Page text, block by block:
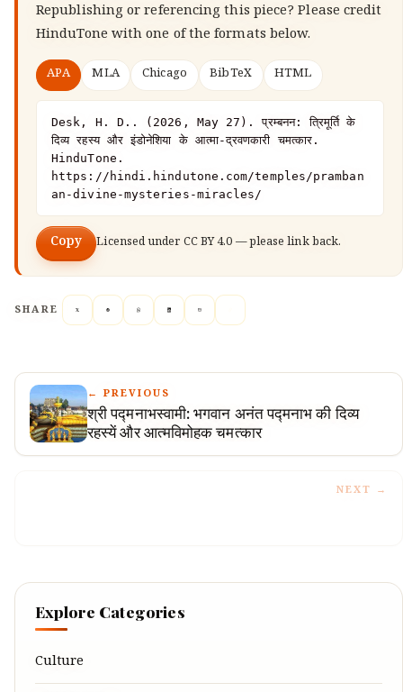
Republishing or referencing this piece? Please credit
HinduTone with one of the formats below.
APA MLA Chicago BibTeX HTML
Desk, H. D.. (2026, May 27). प्रम्बनन: त्रिमूर्ति के
दिव्य रहस्य और इंडोनेशिया के आत्मा-द्रवणकारी चमत्कार.
HinduTone.
https://hindi.hindutone.com/temples/pramban
an-divine-mysteries-miracles/
Copy Licensed under CC BY 4.0 — please link back.
SHARE
← PREVIOUS
श्री पद्मनाभस्वामी: भगवान अनंत पद्मनाभ की दिव्य
रहस्यें और आत्मविमोहक चमत्कार
NEXT →
Explore Categories
Culture